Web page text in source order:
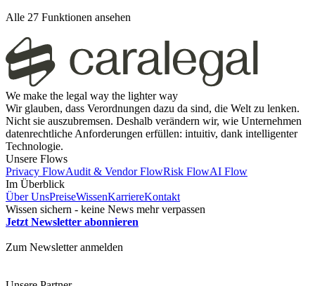
Alle 27 Funktionen ansehen
We make the legal way the lighter way
Wir glauben, dass Verordnungen dazu da sind, die Welt zu lenken.
Nicht sie auszubremsen. Deshalb verändern wir, wie Unternehmen
datenrechtliche Anforderungen erfüllen: intuitiv, dank intelligenter
Technologie.
Unsere Flows
Privacy FlowAudit & Vendor FlowRisk FlowAI Flow
Im Überblick
Über UnsPreiseWissenKarriereKontakt
Wissen sichern - keine News mehr verpassen
Jetzt Newsletter abonnieren
Zum Newsletter anmelden